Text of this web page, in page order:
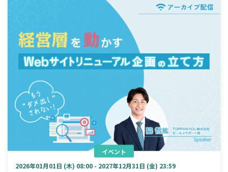
イベント
2026年01月01日 (木) 08:00 - 2027年12月31日 (金) 23:59